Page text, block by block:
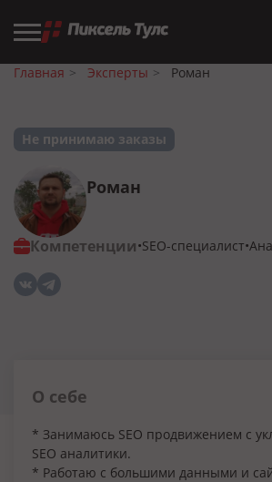
Главная Эксперты Роман
Не принимаю заказы
Роман
Компетенции SEO-специалист
О себе
* Занимаюсь SEO продвижением с
SEO аналитики.
* Работаю с большими данными и